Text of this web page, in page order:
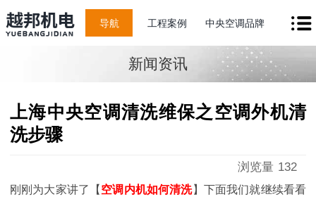
导航 工程案例 中央空调品牌
新闻资讯
上海中央空调清洗维保之空调外机清
洗步骤
浏览量 132
刚刚为大家讲了【 空调 内机如何清洗】下面我们就继续看看